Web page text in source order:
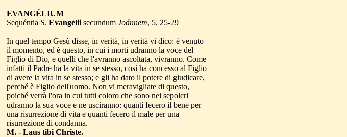
EVANGÉLIUM
Sequéntia S. Evangélii secundum Joánnem, 5, 25-29
In quel tempo Gesù disse, in verità, in verità vi dico: è venuto
il momento, ed è questo, in cui i morti udranno la voce del
Figlio di Dio, e quelli che l'avranno ascoltata, vivranno. Come
infatti il Padre ha la vita in se stesso, così ha concesso al Figlio
di avere la vita in se stesso; e gli ha dato il potere di giudicare,
perché è Figlio dell'uomo. Non vi meravigliate di questo,
poiché verrà l'ora in cui tutti coloro che sono nei sepolcri
udranno la sua voce e ne usciranno: quanti fecero il bene per
una risurrezione di vita e quanti fecero il male per una
risurrezione di condanna.
M. - Laus tibi Christe.